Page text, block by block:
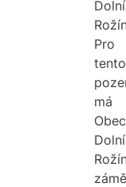
Dolní
Pro
tento
má
Obec
Dolní